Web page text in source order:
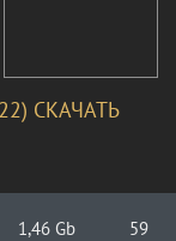
СКАЧАТЬ
1,46 Gb 59